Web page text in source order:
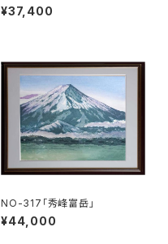
¥37,400
NO-317「秀峰富岳」
¥44,000